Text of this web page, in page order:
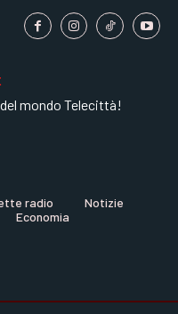
mondo Telecittà!
radio
Notizie
Economia